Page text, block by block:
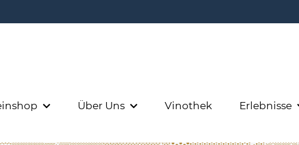
Über Uns Vinothek Erlebnisse